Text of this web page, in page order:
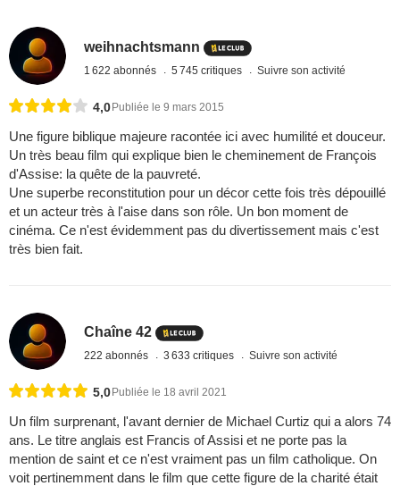
weihnachtsmann
1 622 abonnés 5 745 critiques Suivre son activité
4,0Publiée le 9 mars 2015
Une figure biblique majeure racontée ici avec humilité et douceur.
Un très beau film qui explique bien le cheminement de François
d'Assise: la quête de la pauvreté.
Une superbe reconstitution pour un décor cette fois très dépouillé
et un acteur très à l'aise dans son rôle. Un bon moment de
cinéma. Ce n'est évidemment pas du divertissement mais c'est
très bien fait.
Chaîne 42
222 abonnés 3 633 critiques Suivre son activité
5,0Publiée le 18 avril 2021
Un film surprenant, l'avant dernier de Michael Curtiz qui a alors 74
ans. Le titre anglais est Francis of Assisi et ne porte pas la
mention de saint et ce n'est vraiment pas un film catholique. On
voit pertinemment dans le film que cette figure de la charité était